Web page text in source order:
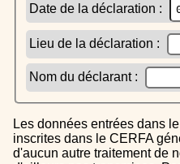
Date de la déclaration :
Lieu de la déclaration :
Nom du déclarant :
Les données entrées dans le formulaire sont uniquement
inscrites dans le CERFA
d'aucun autre traitement de